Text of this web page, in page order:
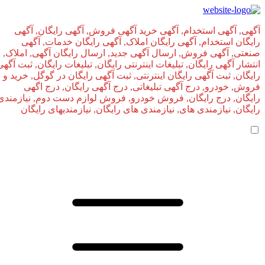
آگهی, آگهی استخدام, آگهی خرید آگهی فروش, آگهی رایگان, آگهی
رایگان استخدام, آگهی رایگان املاک, آگهی رایگان خدمات, آگهی
صنعتی, آگهی فروش, ارسال آگهی جدید, ارسال رایگان آگهی, املاک,
انتشار آگهی رایگان, تبلیغات اینترنتی رایگان, تبلیغات رایگان, ثبت آگهی
رایگان, ثبت آگهی رایگان اینترنتی, ثبت آگهی رایگان در گوگل, خرید و
فروش, خودرو, درج آگهی تبلیغاتی, درج آگهی رایگان, درج اگهی
رایگان, درج رایگان, فروش خودرو, فروش لوازم دست دوم, نیازمندی
رایگان, نیازمندی های, نیازمندی‌ های رایگان, نیازمندیهای رایگان